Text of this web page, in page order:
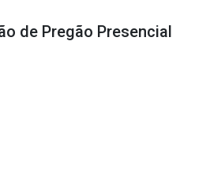
de Pregão Presencial